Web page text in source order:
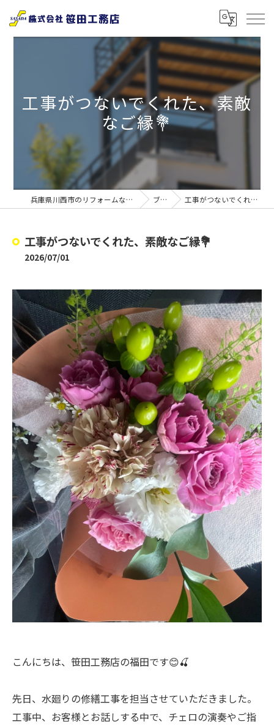
工事がつないでくれた、素敵
なご縁💐
兵庫県川西市のリフォームなら株式会社笹田工務店 ブログ 工事がつないでくれた、素敵なご縁💐
工事がつないでくれた、素敵なご縁💐
2026/07/01
こんにちは、笹田工務店の福田です😊🍒
先日、水廻りの修繕工事を担当させていただきました。
工事中、お客様とお話しする中で、チェロの演奏やご指